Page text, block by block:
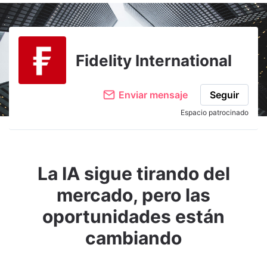
Fidelity International
Enviar mensaje Seguir
Espacio patrocinado
La IA sigue tirando del
mercado, pero las
oportunidades están
cambiando